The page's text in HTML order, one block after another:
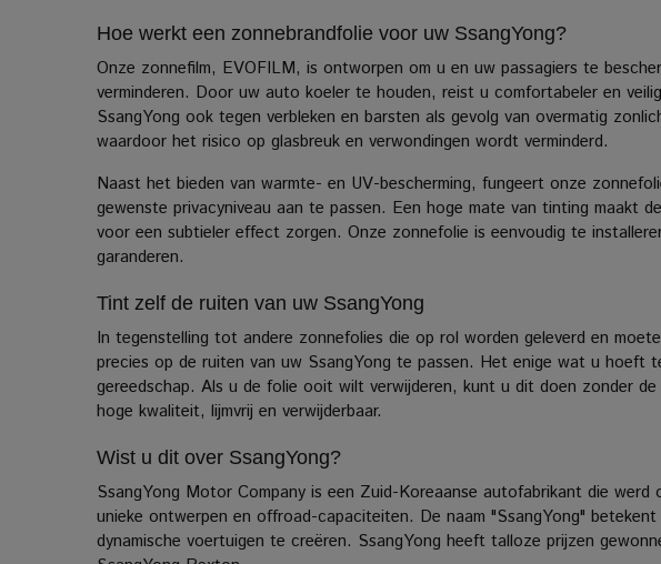
Hoe werkt een zonnebrandfolie voor uw SsangYong?
Onze zonnefilm, EVOFILM, is ontworpen om u en uw passagiers te
verminderen. Door uw auto koeler te houden, reist u comfortabeler en
SsangYong ook tegen verbleken en barsten als gevolg van overmatig
waardoor het risico op glasbreuk en verwondingen wordt verminderd.
Naast het bieden van warmte- en UV-bescherming, fungeert onze
gewenste privacyniveau aan te passen. Een hoge mate van tinting maakt
voor een subtieler effect zorgen. Onze zonnefolie is eenvoudig te
garanderen.
Tint zelf de ruiten van uw SsangYong
In tegenstelling tot andere zonnefolies die op rol worden geleverd en
precies op de ruiten van uw SsangYong te passen. Het enige wat u hoeft
gereedschap. Als u de folie ooit wilt verwijderen, kunt u dit doen zonder
hoge kwaliteit, lijmvrij en verwijderbaar.
Wist u dit over SsangYong?
SsangYong Motor Company is een Zuid-Koreaanse autofabrikant die
unieke ontwerpen en offroad-capaciteiten. De naam "SsangYong"
dynamische voertuigen te creëren. SsangYong heeft talloze prijzen